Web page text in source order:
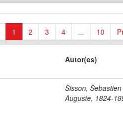
1 2 3 4 ... 10
Autor(es)
Sisson, Sebastien
Auguste, 1824-